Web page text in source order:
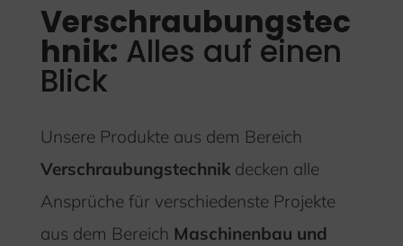
Verschraubungstec
hnik: Alles auf einen
Blick
Unsere Produkte aus dem Bereich
Verschraubungstechnikdecken alle
Ansprüche für verschiedenste Projekte
aus dem Bereich Maschinenbau und